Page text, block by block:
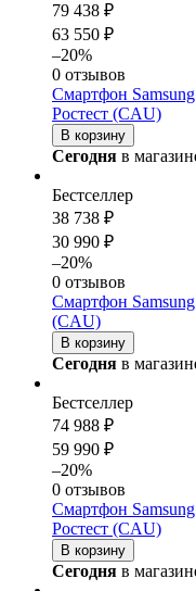
79 438 ₽
63 550 ₽
–20%
0 отзывов
Смартфон
Ростест (CAU)
В корзину
Сегодня в
Бестселлер
38 738 ₽
30 990 ₽
–20%
0 отзывов
Смартфон
(CAU)
В корзину
Сегодня в
Бестселлер
74 988 ₽
59 990 ₽
–20%
0 отзывов
Смартфон
Ростест (CAU)
В корзину
Сегодня в